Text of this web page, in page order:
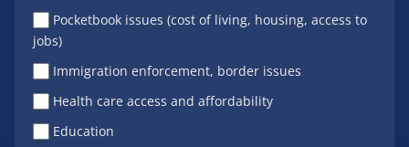
Pocketbook issues (cost of living, housing, access to
jobs)
Immigration enforcement, border issues
Health care access and affordability
Education